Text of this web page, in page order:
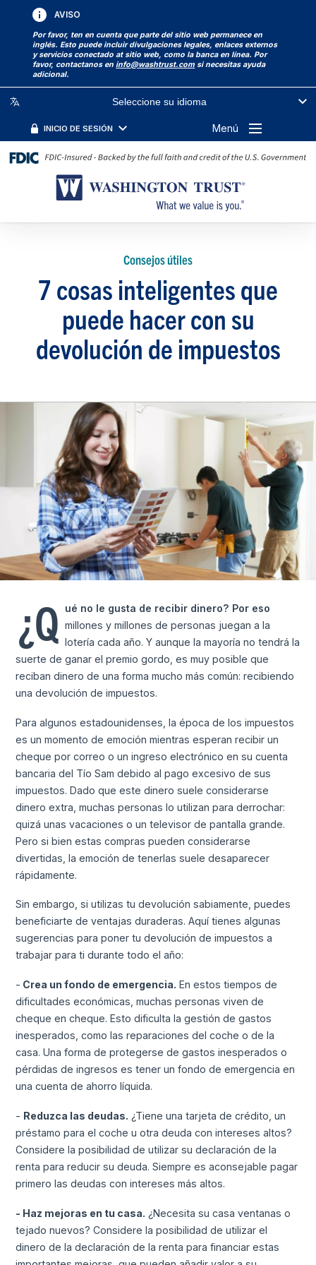
AVISO
Por favor, ten en cuenta que parte del sitio web permanece en
inglés. Esto puede incluir divulgaciones legales, enlaces externos
y servicios conectado at sitio web, como la banca en línea. Por
favor, contactanos eninfo@washtrust.com si necesitas ayuda
adicional.
Seleccione su idioma
INICIO DE SESIÓN Menú
Consejos útiles
7 cosas inteligentes que
puede hacer con su
devolución de impuestos
¿Q
ué no le gusta de recibir dinero? Por eso
millones y millones de personas juegan a la
lotería cada año. Y aunque la mayoría no tendrá la
suerte de ganar el premio gordo, es muy posible que
reciban dinero de una forma mucho más común: recibiendo
una devolución de impuestos.
Para algunos estadounidenses, la época de los impuestos
es un momento de emoción mientras esperan recibir un
cheque por correo o un ingreso electrónico en su cuenta
bancaria del Tío Sam debido al pago excesivo de sus
impuestos. Dado que este dinero suele considerarse
dinero extra, muchas personas lo utilizan para derrochar:
quizá unas vacaciones o un televisor de pantalla grande.
Pero si bien estas compras pueden considerarse
divertidas, la emoción de tenerlas suele desaparecer
rápidamente.
Sin embargo, si utilizas tu devolución sabiamente, puedes
beneficiarte de ventajas duraderas. Aquí tienes algunas
sugerencias para poner tu devolución de impuestos a
trabajar para ti durante todo el año:
- Crea un fondo de emergencia. En estos tiempos de
dificultades económicas, muchas personas viven de
cheque en cheque. Esto dificulta la gestión de gastos
inesperados, como las reparaciones del coche o de la
casa. Una forma de protegerse de gastos inesperados o
pérdidas de ingresos es tener un fondo de emergencia en
una cuenta de ahorro líquida.
- Reduzca las deudas. ¿Tiene una tarjeta de crédito, un
préstamo para el coche u otra deuda con intereses altos?
Considere la posibilidad de utilizar su declaración de la
renta para reducir su deuda. Siempre es aconsejable pagar
primero las deudas con intereses más altos.
- Haz mejoras en tu casa. ¿Necesita su casa ventanas o
tejado nuevos? Considere la posibilidad de utilizar el
dinero de la declaración de la renta para financiar estas